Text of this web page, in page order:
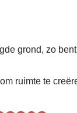
grond, zo
ruimte te